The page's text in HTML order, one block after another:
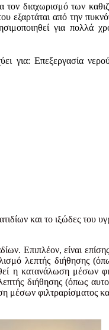
διαχωρισμό των
από την
για πολλά
για: Επεξεργασία
και το ιξώδες του
Επιπλέον, είναι
λεπτής διήθησης
η κατανάλωση μέσων
διήθησης (όπως
μέσων φιλτραρίσματος